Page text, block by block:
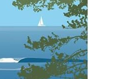
Sweat et Pull
Veste et blouson